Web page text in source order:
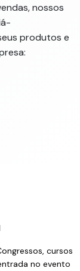
nossos
produtos e
cursos
no evento